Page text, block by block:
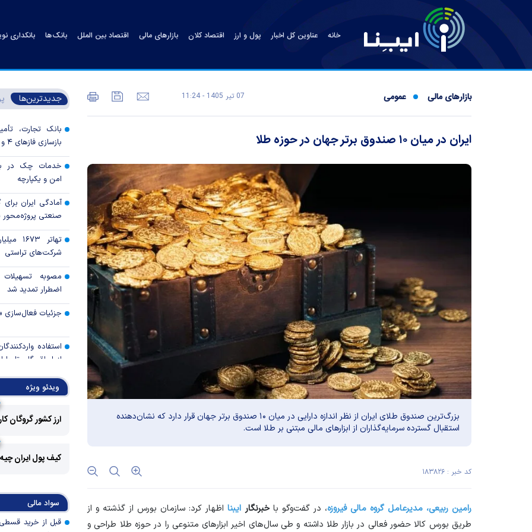
خانه عناوین کل اخبار پول و ارز اقتصاد کلان بازارهای مالی اقتصاد بین الملل بانک‌ها بانکداری
بازارهای مالی عمومی 07 تير 1405 - 11:24
ایران در میان ۱۰ صندوق برتر جهان در حوزه طلا
بزرگ‌ترین صندوق طلای ایران از نظر اندازه دارایی در میان ۱۰ صندوق برتر جهان قرار دارد که نشان‌دهنده
استقبال گسترده سرمایه‌گذاران از ابزار‌های مالی مبتنی بر طلا است.
کد خبر : ۱۸۳۸۲۶
رامین ربیعی، مدیرعامل گروه مالی فیروزه، در گفت‌و‌گو باخبرنگار ایبنااظهار کرد: سازمان بورس از گذشته و از
طریق بورس کالا حضور فعالی در بازار طلا داشته و طی سال‌های اخیر ابزار‌های متنوعی را در حوزه طلا طراحی و
جدیدترین‌ها
بانک تجارت،
بازسازی فاز‌های ۴ و ۵ پارس جنوبی
خدمات چک در
امن و یکپارچه
آمادگی ایران
صنعتی
تهاتر
شرکت‌های تراستی
مصوبه
اضطرار تمدید شد
جزئیات فعال‌سازی
استفاده
رالی وال‌استریت،
جهان با
پروژه‌ها در اولویت
اولویت‌های
اقتصاد جنگی
ویدئو ویژه
ارز کشور گروگان
کیف پول ایران
سواد مالی